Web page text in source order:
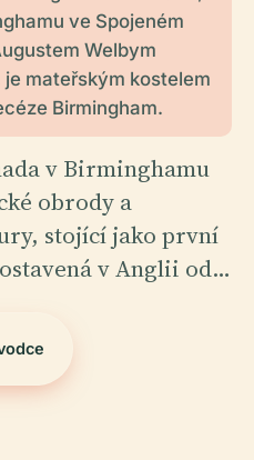
ve Spojeném
Welbym
mateřským kostelem
Birmingham.
v Birminghamu
obrody a
stojící jako první
v Anglii od…